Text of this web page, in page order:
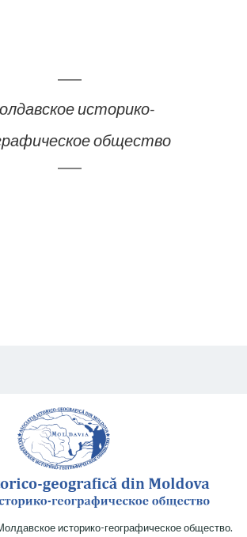
историко-
общество
историко-географическое общество.